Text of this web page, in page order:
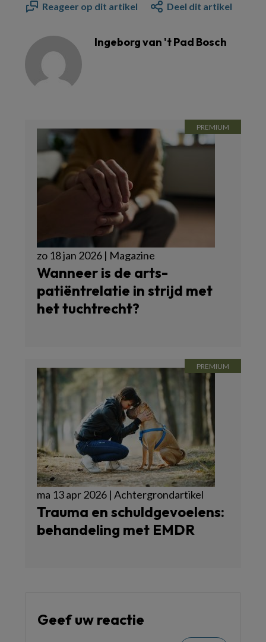
Reageer op dit artikel Deel dit artikel
Ingeborg van 't Pad Bosch
zo 18 jan 2026 | Magazine
Wanneer is de arts-
patiëntrelatie in strijd met
het tuchtrecht?
ma 13 apr 2026 | Achtergrondartikel
Trauma en schuldgevoelens:
behandeling met EMDR
Geef uw reactie